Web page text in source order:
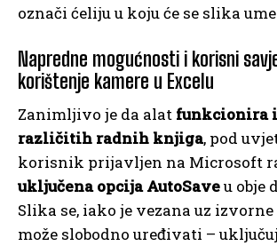
označi ćeliju u koju će se slika
Napredne mogućnosti i korisni
korištenje kamere u Excelu
Zanimljivo je da alat funkcionira
različitih radnih knjiga, pod
korisnik prijavljen na Microsoft
uključena opcija AutoSaveu obje
Slika se, iako je vezana uz
može slobodno uređivati –